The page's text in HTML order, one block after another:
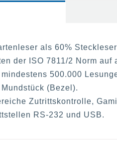
als 60%
der ISO 7811/2 Norm auf
500.000
(Bezel).
Zutrittskontrolle,
RS-232 und USB.